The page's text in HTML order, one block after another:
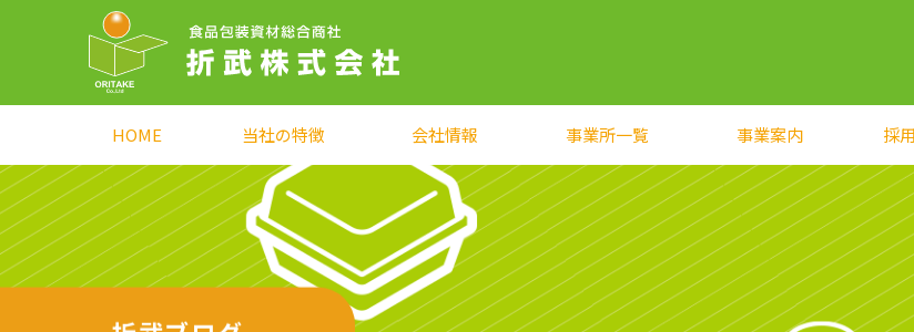
HOME 当社の特徴 会社情報 事業所一覧 事業案内 採